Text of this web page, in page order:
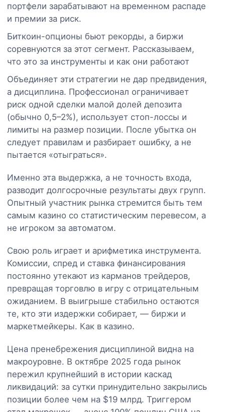
портфели зарабатывают на временном распаде
и премии за риск.
Биткоин-опционы бьют рекорды, а биржи
соревнуются за этот сегмент. Рассказываем,
что это за инструменты и как они работают
Объединяет эти стратегии не дар предвидения,
а дисциплина. Профессионал ограничивает
риск одной сделки малой долей депозита
(обычно 0,5–2%), использует стоп-лоссы и
лимиты на размер позиции. После убытка он
следует правилам и разбирает ошибку, а не
пытается «отыграться».
Именно эта выдержка, а не точность входа,
разводит долгосрочные результаты двух групп.
Опытный участник рынка стремится быть тем
самым казино со статистическим перевесом, а
не игроком за автоматом.
Свою роль играет и арифметика инструмента.
Комиссии, спред и ставка финансирования
постоянно утекают из карманов трейдеров,
превращая торговлю в игру с отрицательным
ожиданием. В выигрыше стабильно остаются
те, кто эти издержки собирает, — биржи и
маркетмейкеры. Как в казино.
Цена пренебрежения дисциплиной видна на
макроуровне. В октябре 2025 года рынок
пережил крупнейший в истории каскад
ликвидаций: за сутки принудительно закрылись
позиции более чем на $19 млрд. Триггером